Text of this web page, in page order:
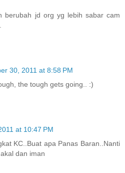
berubah jd org yg lebih sabar cam
30, 2011 at 8:58 PM
the tough gets going.. :)
at 10:47 PM
KC..Buat apa Panas Baran..Nanti
dan iman